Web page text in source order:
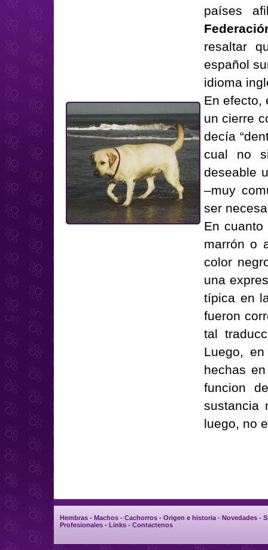
países
resaltar
español
idioma
En efecto,
un cierre
decía
cual no
deseable
–muy
ser
En
marrón o
color
una
típica en
fueron
tal
Luego,
hechas
funcion
sustancia
luego, no
Hembras - Machos - Cachorros - Origen e historia - Novedades -
Profesionales - Links - Contactenos